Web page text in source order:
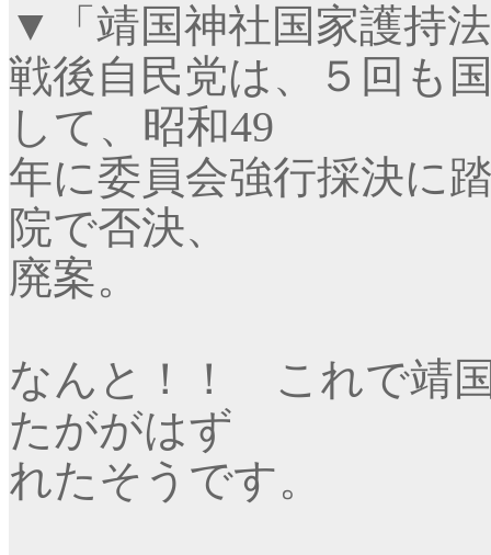
▼
「靖国神社国家護持
戦後自民党は、５回も
して、昭和49
年に委員会強行採決に
院で否決、
廃案。
なんと！！ これで靖
たががはず
れたそうです。